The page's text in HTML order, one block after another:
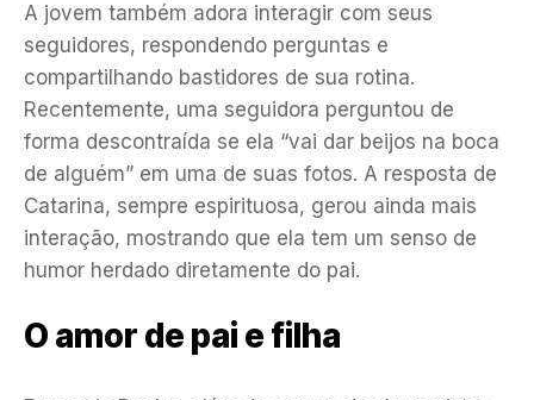
A jovem também adora interagir com seus
seguidores, respondendo perguntas e
compartilhando bastidores de sua rotina.
Recentemente, uma seguidora perguntou de
forma descontraída se ela “vai dar beijos na boca
de alguém” em uma de suas fotos. A resposta de
Catarina, sempre espirituosa, gerou ainda mais
interação, mostrando que ela tem um senso de
humor herdado diretamente do pai.
O amor de pai e filha